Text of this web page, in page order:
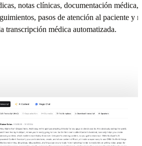
notas clínicas, documentación médica,
pasos de atención al paciente y
transcripción médica automatizada.